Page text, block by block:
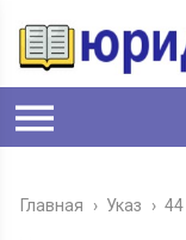
Главная › Указ › 44